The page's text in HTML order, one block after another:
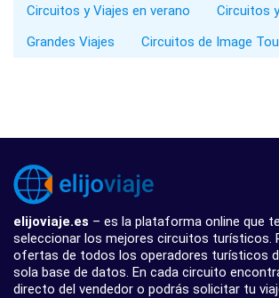
Circuitos y Viajes en verano
Circuitos
Grandes Viajes
Circuitos de Image
elijoviaje.es – es la plataforma online que
seleccionar los mejores circuitos turísticos.
ofertas de todos los operadores turísticos
sola base de datos. En cada circuito
directo del vendedor o podrás solicitar tu